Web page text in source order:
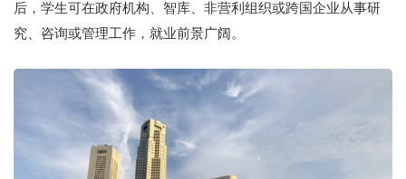
后，学生可在政府机构、智库、非营利组织或跨国企业从事研
究、咨询或管理工作，就业前景广阔。